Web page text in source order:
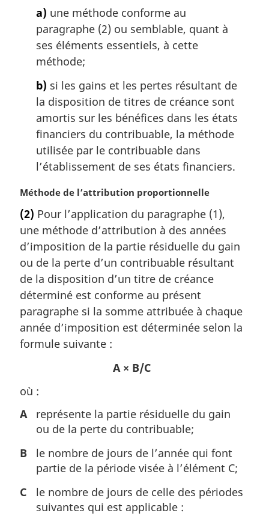
a) une méthode conforme au
paragraphe (2) ou semblable, quant à
ses éléments essentiels, à cette
méthode;
b) si les gains et les pertes résultant de
la disposition de titres de créance sont
amortis sur les bénéfices dans les états
financiers du contribuable, la méthode
utilisée par le contribuable dans
l’établissement de ses états financiers.
N
t
e
m
a
g
i
n
a
l
e
Méthode de l’attribution proportionnelle
(2) Pour l’application du paragraphe (1),
une méthode d’attribution à des années
d’imposition de la partie résiduelle du gain
ou de la perte d’un contribuable résultant
de la disposition d’un titre de créance
déterminé est conforme au présent
paragraphe si la somme attribuée à chaque
année d’imposition est déterminée selon la
formule suivante :
A × B/C
où :
A
représente la partie résiduelle du gain
ou de la perte du contribuable;
B
le nombre de jours de l’année qui font
partie de la période visée à l’élément C;
C
le nombre de jours de celle des périodes
suivantes qui est applicable :